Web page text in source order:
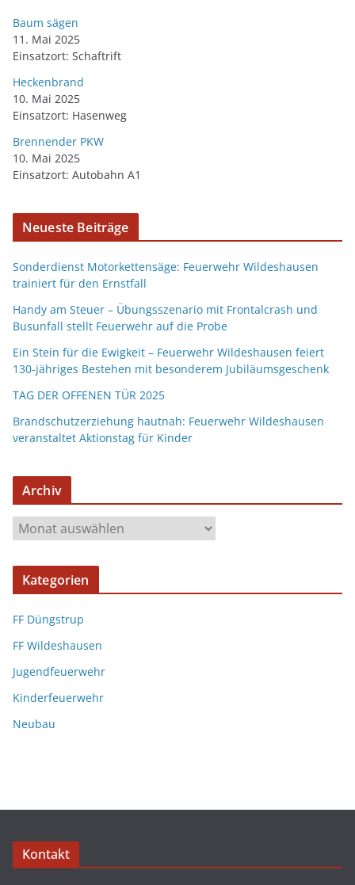
Baum sägen
11. Mai 2025
Einsatzort: Schaftrift
Heckenbrand
10. Mai 2025
Einsatzort: Hasenweg
Brennender PKW
10. Mai 2025
Einsatzort: Autobahn A1
Neueste Beiträge
Sonderdienst Motorkettensäge: Feuerwehr Wildeshausen
trainiert für den Ernstfall
Handy am Steuer – Übungsszenario mit Frontalcrash und
Busunfall stellt Feuerwehr auf die Probe
Ein Stein für die Ewigkeit – Feuerwehr Wildeshausen feiert
130-jähriges Bestehen mit besonderem Jubiläumsgeschenk
TAG DER OFFENEN TÜR 2025
Brandschutzerziehung hautnah: Feuerwehr Wildeshausen
veranstaltet Aktionstag für Kinder
Archiv
Kategorien
FF Düngstrup
FF Wildeshausen
Jugendfeuerwehr
Kinderfeuerwehr
Neubau
Kontakt